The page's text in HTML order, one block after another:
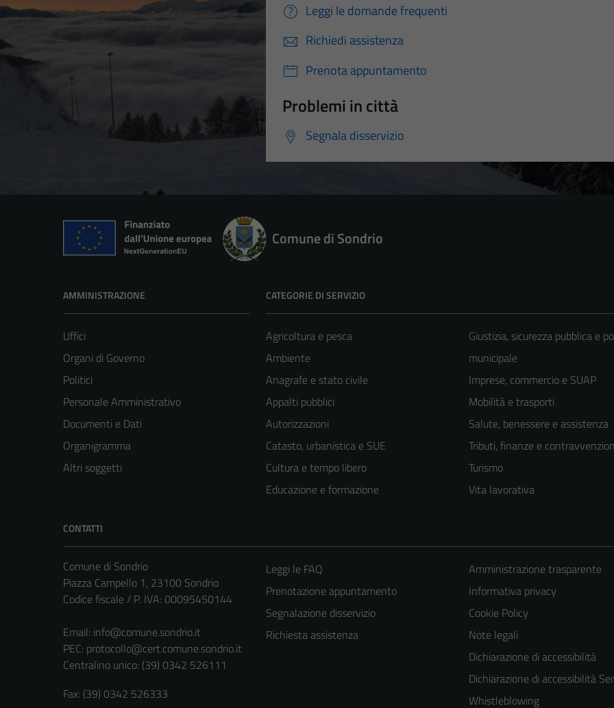
Leggi le domande frequenti
Richiedi assistenza
Prenota appuntamento
Problemi in città
Segnala disservizio
Comune di Sondrio
AMMINISTRAZIONE
Uffici
Organi di Governo
Politici
Personale Amministrativo
Documenti e Dati
Organigramma
Altri soggetti
CATEGORIE DI SERVIZIO
Agricoltura e pesca
Ambiente
Anagrafe e stato civile
Appalti pubblici
Autorizzazioni
Catasto, urbanistica e SUE
Cultura e tempo libero
Educazione e formazione
Giustizia, sicurezza pubblica e
municipale
Imprese, commercio e SUAP
Mobilità e trasporti
Salute, benessere e assistenza
Tributi, finanze e
Turismo
Vita lavorativa
CONTATTI
Comune di Sondrio
Piazza Campello 1, 23100 Sondrio
Codice fiscale / P. IVA: 00095450144
Email: info@comune.sondrio.it
PEC: protocollo@cert.comune.sondrio.it
Centralino unico: (39) 0342 526111
Fax: (39) 0342 526333
Leggi le FAQ
Prenotazione appuntamento
Segnalazione disservizio
Richiesta assistenza
Amministrazione trasparente
Informativa privacy
Cookie Policy
Note legali
Dichiarazione di accessibilità
Dichiarazione di accessibilità
Whistleblowing